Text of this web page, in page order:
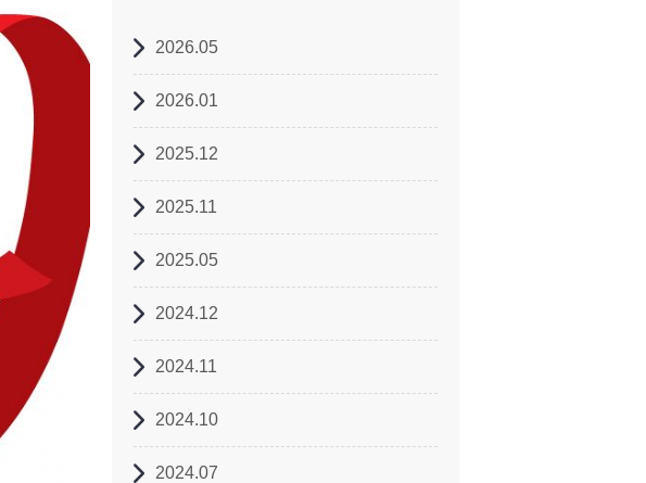
2026.05
2026.01
2025.12
2025.11
2025.05
2024.12
2024.11
2024.10
2024.07